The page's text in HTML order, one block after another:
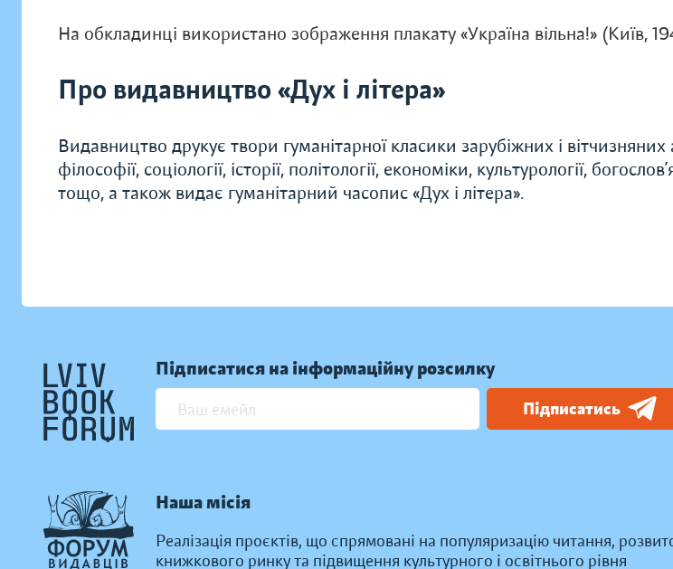
На обкладинці використано зображення плакату «Україна вільна!» (Київ,
Про видавництво «Дух і літера»
Видавництво друкує твори гуманітарної класики зарубіжних і вітчизняних
філософії, соціології, історії, політології, економіки, культурології,
тощо, а також видає гуманітарний часопис «Дух і літера».
Підписатися на інформаційну розсилку
Підписатись
Наша місія
Реалізація проєктів, що спрямовані на популяризацію читання,
книжкового ринку та підвищення культурного і освітнього рівня